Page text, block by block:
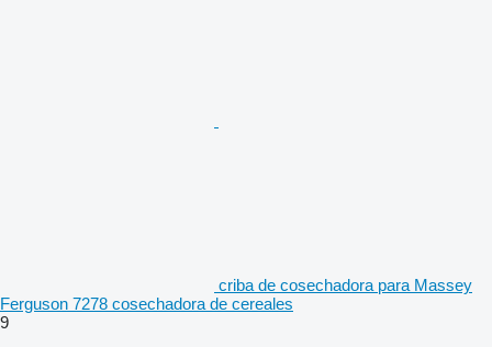
criba de cosechadora para Massey
Ferguson 7278 cosechadora de cereales
9